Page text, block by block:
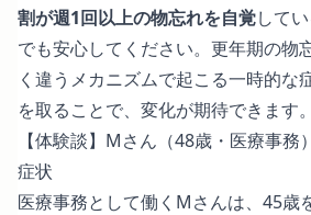
割が週1回以上の物忘れを自覚して
でも安心してください。更年期の物
く違うメカニズムで起こる一時的な
を取ることで、変化が期待できます。
【体験談】Mさん（48歳・医療事務
症状
医療事務として働くMさんは、45歳